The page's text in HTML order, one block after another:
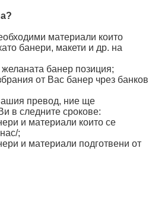
материали които
банери, макети и др. на
банер позиция;
от Вас банер чрез банков
превод, ние ще
в следните срокове:
и материали които се
;
и материали подготвени от